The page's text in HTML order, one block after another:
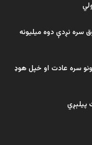
نږدې دوه میلیونه
سره عادت او خپل هوډ
پیلېږي